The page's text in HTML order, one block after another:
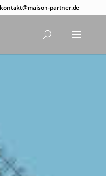
kontakt@maison-partner.de